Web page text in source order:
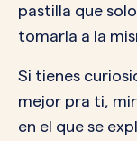
pastilla que
tomarla a la
Si tienes
mejor pra ti,
en el que se